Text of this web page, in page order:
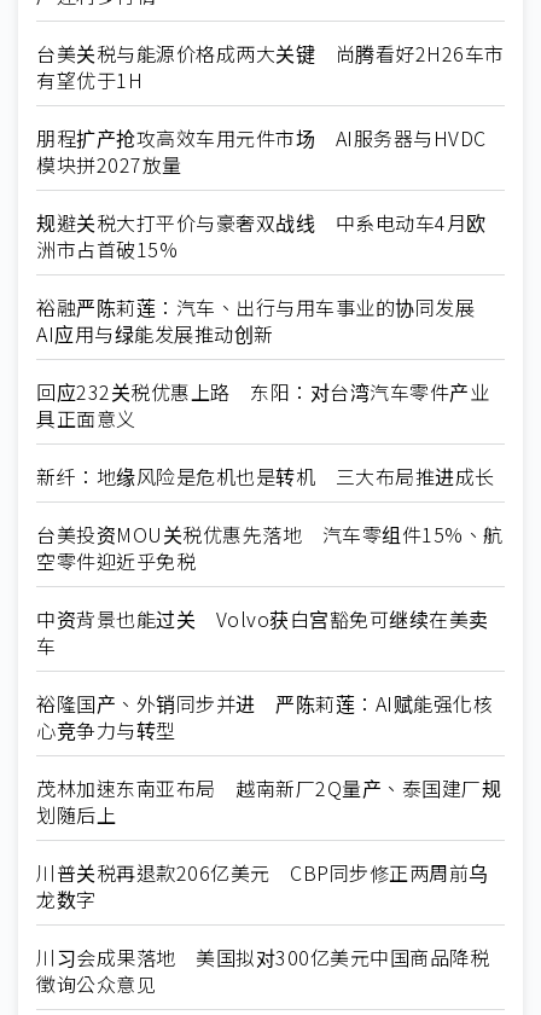
台美关税与能源价格成两大关键 尚腾看好2H26车市
有望优于1H
朋程扩产抢攻高效车用元件市场 AI服务器与HVDC
模块拼2027放量
规避关税大打平价与豪奢双战线 中系电动车4月欧
洲市占首破15%
裕融严陈莉莲：汽车、出行与用车事业的协同发展
AI应用与绿能发展推动创新
回应232关税优惠上路 东阳：对台湾汽车零件产业
具正面意义
新纤：地缘风险是危机也是转机 三大布局推进成长
台美投资MOU关税优惠先落地 汽车零组件15%、航
空零件迎近乎免税
中资背景也能过关 Volvo获白宫豁免可继续在美卖
车
裕隆国产、外销同步并进 严陈莉莲：AI赋能强化核
心竞争力与转型
茂林加速东南亚布局 越南新厂2Q量产、泰国建厂规
划随后上
川普关税再退款206亿美元 CBP同步修正两周前乌
龙数字
川习会成果落地 美国拟对300亿美元中国商品降税
徵询公众意见